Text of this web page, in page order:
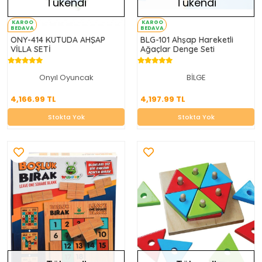
KARGO
BEDAVA
ONY-414 KUTUDA AHŞAP
VİLLA SETİ
Onyıl Oyuncak
4,166.99 TL
4,166.99 TL
Stokta Yok
Stokta Yok
KARGO
BEDAVA
BLG-101 Ahşap Hareketli
Ağaçlar Denge Seti
BİLGE
4,197.99 TL
4,197.99 TL
Stokta Yok
Stokta Yok